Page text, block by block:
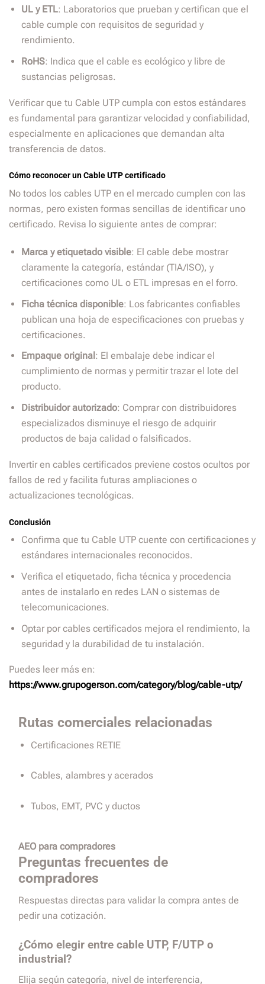
UL y ETL: Laboratorios que prueban y certifican que el
cable cumple con requisitos de seguridad y
rendimiento.
RoHS: Indica que el cable es ecológico y libre de
sustancias peligrosas.
Verificar que tu Cable UTP cumpla con estos estándares
es fundamental para garantizar velocidad y confiabilidad,
especialmente en aplicaciones que demandan alta
transferencia de datos.
Cómo reconocer un Cable UTP certificado
No todos los cables UTP en el mercado cumplen con las
normas, pero existen formas sencillas de identificar uno
certificado. Revisa lo siguiente antes de comprar:
Marca y etiquetado visible: El cable debe mostrar
claramente la categoría, estándar (TIA/ISO), y
certificaciones como UL o ETL impresas en el forro.
Ficha técnica disponible: Los fabricantes confiables
publican una hoja de especificaciones con pruebas y
certificaciones.
Empaque original : El embalaje debe indicar el
cumplimiento de normas y permitir trazar el lote del
producto.
Distribuidor autorizado: Comprar con distribuidores
especializados disminuye el riesgo de adquirir
productos de baja calidad o falsificados.
Invertir en cables certificados previene costos ocultos por
fallos de red y facilita futuras ampliaciones o
actualizaciones tecnológicas.
Conclusión
Confirma que tu Cable UTP cuente con certificaciones y
estándares internacionales reconocidos.
Verifica el etiquetado, ficha técnica y procedencia
antes de instalarlo en redes LAN o sistemas de
telecomunicaciones.
Optar por cables certificados mejora el rendimiento, la
seguridad y la durabilidad de tu instalación.
Puedes leer más en:
https://www.grupogerson.com/category/blog/cable-utp/
Rutas comerciales relacionadas
Certificaciones RETIE
Cables, alambres y acerados
Tubos, EMT, PVC y ductos
AEO para compradores
Preguntas frecuentes de
compradores
Respuestas directas para validar la compra antes de
pedir una cotización.
¿Cómo elegir entre cable UTP, F/UTP o
industrial?
Elija según categoría, nivel de interferencia,